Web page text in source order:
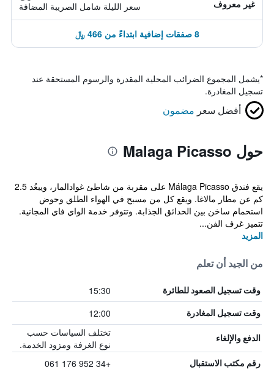
غير معروف
سعر الليلة شامل الصريبة المضافة
8 صفقات إضافية ابتداءً من 466 ﷼
*يشمل المجموع الضرائب المحلية المقدرة والرسوم المستحقة عند
تسجيل المغادرة.
أفضل سعر مضمون
حول Malaga Picasso
يقع فندق Málaga Picasso على مقربة من شاطئ غوادالمار، ويبعُد 2.5
كم عن مطار مالاغا. ويقع كل من مسبح في الهواء الطلق وحوض
استحمام ساخن بين الحدائق الجذابة. وتتوفر خدمة الواي فاي المجانية.
تتميز غرف الفن...
المزيد
من الجيد أن تعلم
وقت تسجيل الصعود للطائرة 15:30
وقت تسجيل المغادرة 12:00
الدفع والإلغاء
تختلف السياسات حسب
نوع الغرفة ومزود الخدمة.
رقم مكتب الاستقبال +34 952 176 061